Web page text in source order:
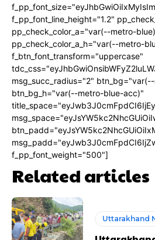
f_pp_font_line_height="1.2"
pp_check_color_a="var(--metro-
pp_check_color_a_h="var(--metro-
f_btn_font_transform="uppercase"
msg_succ_radius="2"
btn_bg_h="var(--metro-blue-acc)"
f_pp_font_weight="500"]
Related articles
Uttarakhand